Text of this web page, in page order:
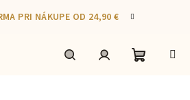
PRI NÁKUPE OD 24,90 €